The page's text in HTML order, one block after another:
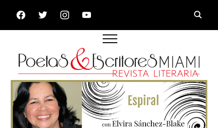
FACEBOOKTWITTERINSTAGRAMYOUTUBE